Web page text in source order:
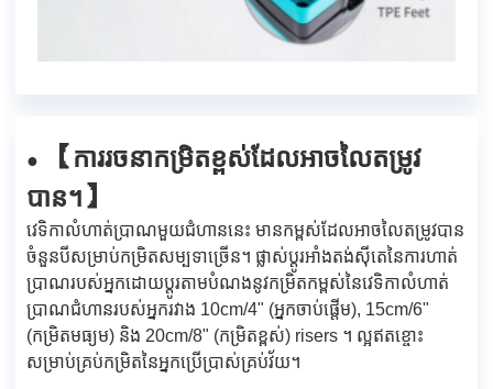
● 【ការរចនាកម្រិតខ្ពស់ដែលអាចលៃតម្រូវ
បាន។】
វេទិកាលំហាត់ប្រាណមួយជំហាននេះ មានកម្ពស់ដែលអាចលៃតម្រូវបាន
ចំនួនបីសម្រាប់កម្រិតសម្បទាច្រើន។ ផ្លាស់ប្តូរអាំងតង់ស៊ីតេនៃការហាត់
ប្រាណរបស់អ្នកដោយប្ដូរតាមបំណងនូវកម្រិតកម្ពស់នៃវេទិកាលំហាត់
ប្រាណជំហានរបស់អ្នករវាង 10cm/4" (អ្នកចាប់ផ្តើម), 15cm/6"
(កម្រិតមធ្យម) និង 20cm/8" (កម្រិតខ្ពស់) risers ។ ល្អឥតខ្ចោះ
សម្រាប់គ្រប់កម្រិតនៃអ្នកប្រើប្រាស់គ្រប់វ័យ។